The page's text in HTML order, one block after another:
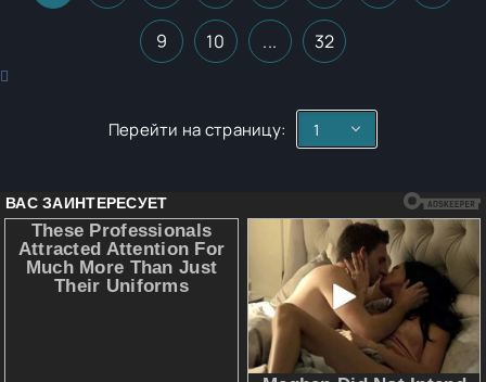
9 10 ... 32
Перейти на страницу: